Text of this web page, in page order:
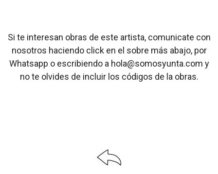
Si te interesan obras de este artista, comunicate con
nosotros haciendo click en el sobre más abajo, por
Whatsapp o escribiendo a hola@somosyunta.com y
no te olvides de incluir los códigos de la obras.